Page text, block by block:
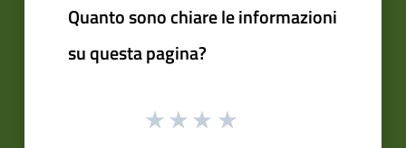
Quanto sono chiare le informazioni
su questa pagina?